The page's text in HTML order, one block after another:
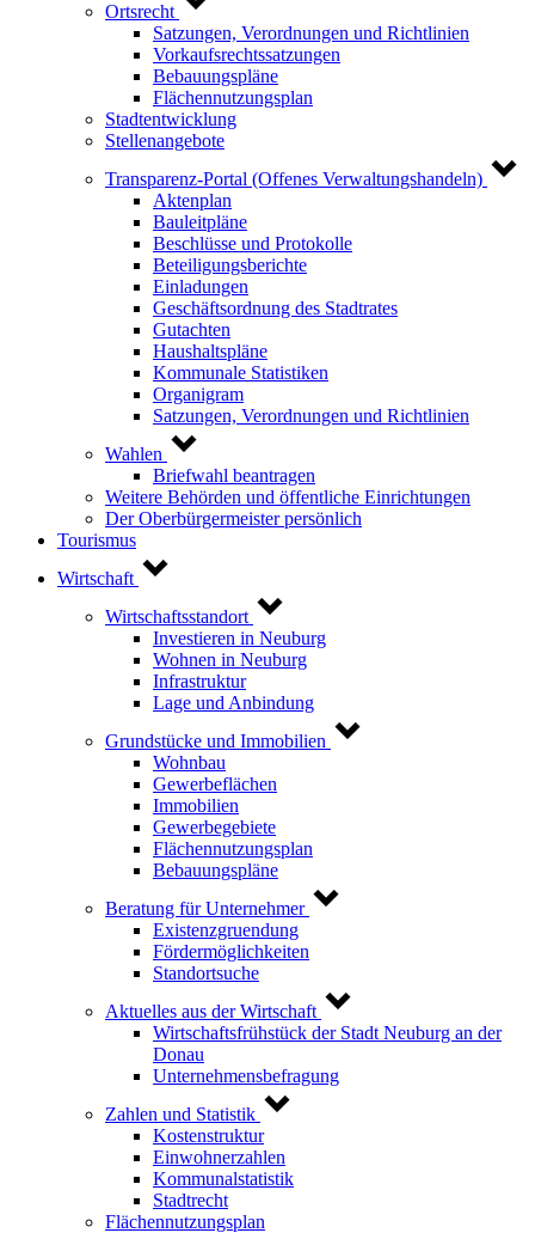
Ortsrecht
Satzungen, Verordnungen und Richtlinien
Vorkaufsrechtssatzungen
Bebauungspläne
Flächennutzungsplan
Stadtentwicklung
Stellenangebote
Transparenz-Portal (Offenes Verwaltungshandeln)
Aktenplan
Bauleitpläne
Beschlüsse und Protokolle
Beteiligungsberichte
Einladungen
Geschäftsordnung des Stadtrates
Gutachten
Haushaltspläne
Kommunale Statistiken
Organigram
Satzungen, Verordnungen und Richtlinien
Wahlen
Briefwahl beantragen
Weitere Behörden und öffentliche Einrichtungen
Der Oberbürgermeister persönlich
Tourismus
Wirtschaft
Wirtschaftsstandort
Investieren in Neuburg
Wohnen in Neuburg
Infrastruktur
Lage und Anbindung
Grundstücke und Immobilien
Wohnbau
Gewerbeflächen
Immobilien
Gewerbegebiete
Flächennutzungsplan
Bebauungspläne
Beratung für Unternehmer
Existenzgruendung
Fördermöglichkeiten
Standortsuche
Aktuelles aus der Wirtschaft
Wirtschaftsfrühstück der Stadt Neuburg an der
Donau
Unternehmensbefragung
Zahlen und Statistik
Kostenstruktur
Einwohnerzahlen
Kommunalstatistik
Stadtrecht
Flächennutzungsplan